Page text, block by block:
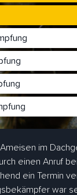
im
einen Anruf
ein Termin
war